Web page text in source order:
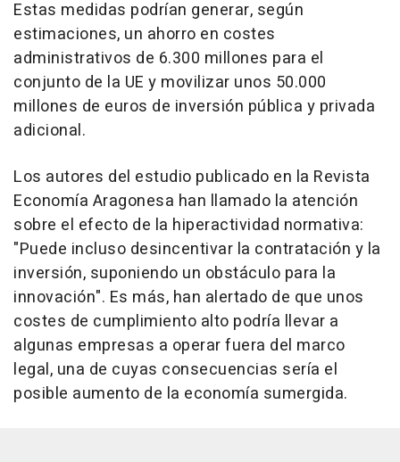
Estas medidas podrían generar, según
estimaciones, un ahorro en costes
administrativos de 6.300 millones para el
conjunto de la UE y movilizar unos 50.000
millones de euros de inversión pública y privada
adicional.
Los autores del estudio publicado en la Revista
Economía Aragonesa han llamado la atención
sobre el efecto de la hiperactividad normativa:
"Puede incluso desincentivar la contratación y la
inversión, suponiendo un obstáculo para la
innovación". Es más, han alertado de que unos
costes de cumplimiento alto podría llevar a
algunas empresas a operar fuera del marco
legal, una de cuyas consecuencias sería el
posible aumento de la economía sumergida.